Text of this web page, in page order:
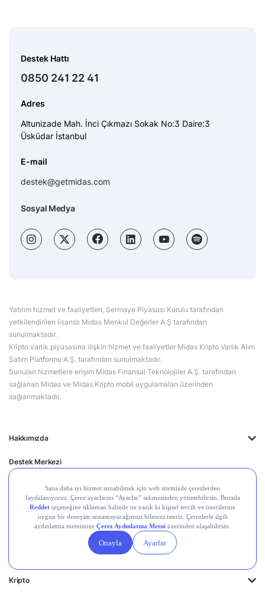
Hakkımızda
Destek Merkezi
Midas'ın Kulakları
Midas Akademi
Borsa Terimleri
Kripto
Destek Hattı
0850 241 22 41
Adres
Altunizade Mah. İnci Çıkmazı Sokak No:3 Daire:3
Üsküdar İstanbul
E-mail
destek@getmidas.com
Sosyal Medya
Yatırım hizmet ve faaliyetleri, Sermaye Piyasası Kurulu tarafından
yetkilendirilen lisanslı Midas Menkul Değerler A.Ş tarafından
sunulmaktadır.
Kripto varlık piyasasına ilişkin hizmet ve faaliyetler Midas Kripto Varlık Alım
Satım Platformu A.Ş. tarafından sunulmaktadır.
Sunulan hizmetlere erişim Midas Finansal Teknolojiler A.Ş. tarafından
sağlanan Midas ve Midas Kripto mobil uygulamaları üzerinden
sağlanmaktadır.